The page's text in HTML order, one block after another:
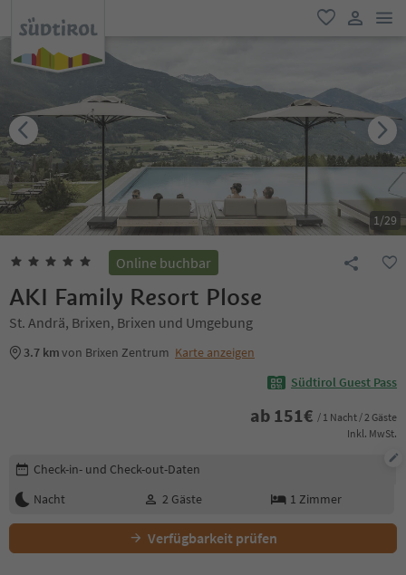
favorit
1/29
Online buchbar
AKI Family Resort Plose
St. Andrä, Brixen, Brixen und Umgebung
3.7 kmvon Brixen Zentrum Karte anzeigen
Südtirol Guest Pass
ab 151€ / 1 Nacht / 2 Gäste
Inkl. MwSt.
Buchungsdetails bearbeiten
Check-in- und Check-out-Daten
Nacht
2 Gäste 1 Zimmer
Verfügbarkeit prüfen